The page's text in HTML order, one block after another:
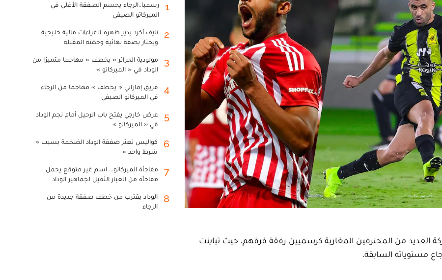
العديد من المحترفين المغاربة كرسميين رفقة فرقهم، حيث تباينت
مستوياته السابقة.
1
رسميا..الرجاء يحسم الصفقة الأغلى في
الميركاتو الصيفي
2
نايف أكرد يدير ظهره لاغراءات مالية خليجية
ويختار بصفة نهائية وجهته المقبلة
3
مولودية الجزائر « يخطف » مهاجما متميزا من
الوداد في « الميركاتو »
4
فريق إماراتي « يخطف » مهاجما من الرجاء
في الميركاتو الصيفي
5
عرض خارجي يفتح باب الرحيل أمام نجم الوداد
في « الميركاتو »
6
كواليس تعثر صفقة الوداد الضخمة بسبب «
شرط واحد »
7
مفاجأة الميركاتو... اسم غير متوقع يحمل
مفاجأة من العيار الثقيل لجماهير الوداد
8
الوداد يقترب من خطف صفقة جديدة من
الرجاء